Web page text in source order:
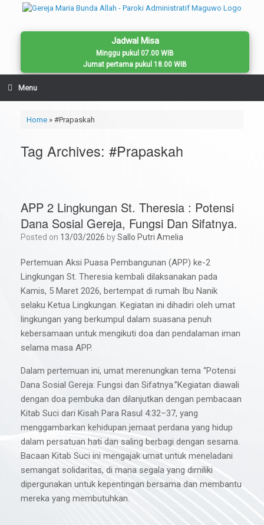
Jadwal Misa
Minggu pukul 07.00 WIB
Jumat pertama pukul 18.00 WIB
Menu
Home» #Prapaskah
Tag Archives: #Prapaskah
APP 2 Lingkungan St. Theresia : Potensi
Dana Sosial Gereja, Fungsi Dan Sifatnya.
Posted on 13/03/2026 bySallo Putri Amelia
Pertemuan Aksi Puasa Pembangunan (APP) ke-2
Lingkungan St. Theresia kembali dilaksanakan pada
Kamis, 5 Maret 2026, bertempat di rumah Ibu Nanik
selaku Ketua Lingkungan. Kegiatan ini dihadiri oleh umat
lingkungan yang berkumpul dalam suasana penuh
kebersamaan untuk mengikuti doa dan pendalaman iman
selama masa APP.
Dalam pertemuan ini, umat merenungkan tema “Potensi
Dana Sosial Gereja: Fungsi dan Sifatnya.”Kegiatan diawali
dengan doa pembuka dan dilanjutkan dengan pembacaan
Kitab Suci dari Kisah Para Rasul 4:32–37, yang
menggambarkan kehidupan jemaat perdana yang hidup
dalam persatuan hati dan saling berbagi dengan sesama.
Bacaan Kitab Suci ini mengajak umat untuk meneladani
semangat solidaritas, di mana segala yang dimiliki
dipergunakan untuk kepentingan bersama dan membantu
mereka yang membutuhkan.